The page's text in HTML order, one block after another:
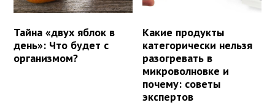
Тайна «двух яблок в
день»: Что будет с
организмом?
Какие продукты
категорически нельзя
разогревать в
микроволновке и
почему: советы
экспертов